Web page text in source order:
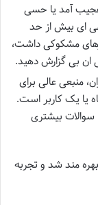
آمد یا حسی
ای بیش از حد
مشکوکی داشت،
ان بی گزارش دهید.
منبعی عالی برای
یا یک کاربر است.
سوالات بیشتری
بهره مند شد و تجربه